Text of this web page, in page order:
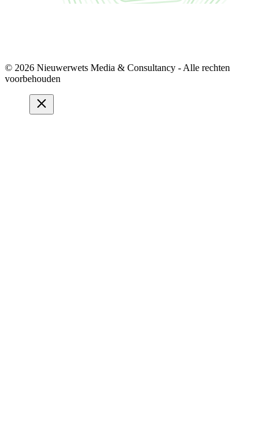
© 2026 Nieuwerwets Media & Consultancy - Alle rechten
voorbehouden